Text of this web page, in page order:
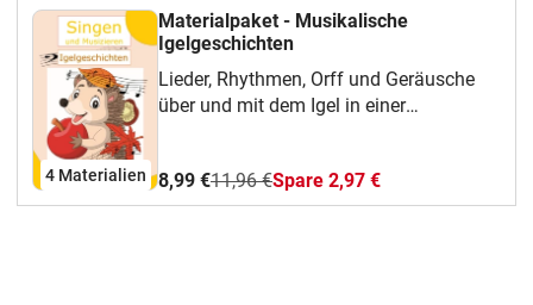
4 Materialien
Materialpaket - Musikalische
Igelgeschichten
Lieder, Rhythmen, Orff und Geräusche
über und mit dem Igel in einer
8,99 €11,96 €Spare 2,97 €